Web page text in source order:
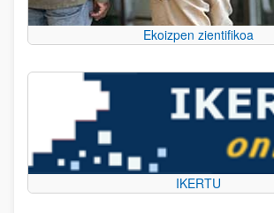
Ekoizpen zientifikoa
IKERTU